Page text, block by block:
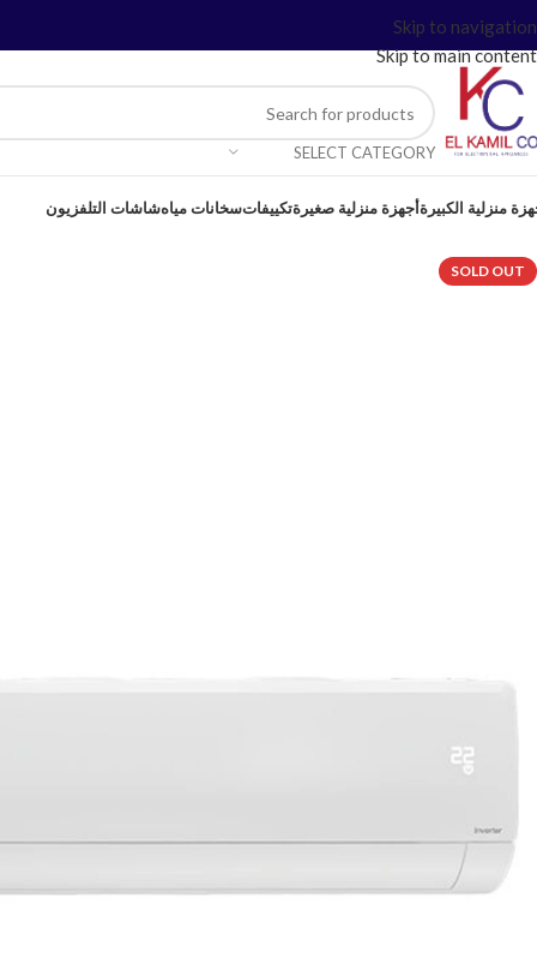
Skip to navigation
Skip to main content
SELECT CATEGORY
منزلية الكبيرةأجهزة منزلية صغيرةتكييفاتسخانات مياهشاشات التلفزيون
SOLD OUT